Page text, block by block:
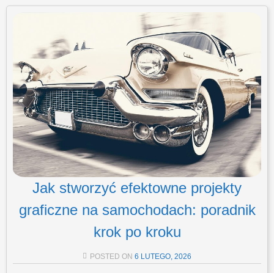
Jak stworzyć efektowne projekty
graficzne na samochodach: poradnik
krok po kroku
POSTED ON 6 LUTEGO, 2026